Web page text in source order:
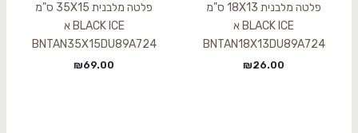
פלטה מלבנית 18X13 ס"מ
BLACK ICE א
BNTAN18X13DU89A724
₪26.00
פלטה מלבנית 35X15 ס"מ
BLACK ICE א
BNTAN35X15DU89A724
₪69.00